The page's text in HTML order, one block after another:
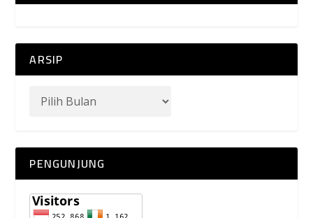
ARSIP
PENGUNJUNG